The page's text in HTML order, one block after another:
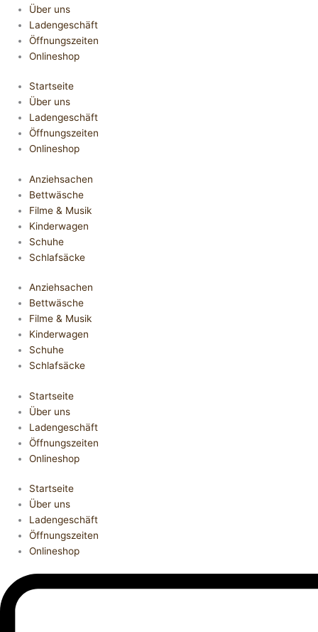
Über uns
Ladengeschäft
Öffnungszeiten
Onlineshop
Startseite
Über uns
Ladengeschäft
Öffnungszeiten
Onlineshop
Anziehsachen
Bettwäsche
Filme & Musik
Kinderwagen
Schuhe
Schlafsäcke
Anziehsachen
Bettwäsche
Filme & Musik
Kinderwagen
Schuhe
Schlafsäcke
Startseite
Über uns
Ladengeschäft
Öffnungszeiten
Onlineshop
Startseite
Über uns
Ladengeschäft
Öffnungszeiten
Onlineshop